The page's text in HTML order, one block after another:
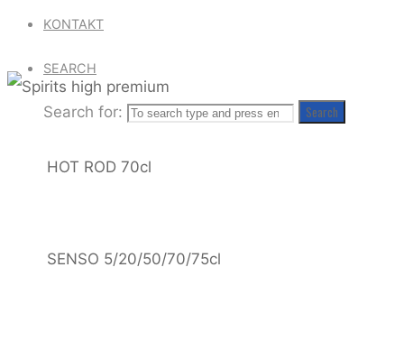
KONTAKT
SEARCH
Search for: Search
HOT ROD 70cl
SENSO 5/20/50/70/75cl